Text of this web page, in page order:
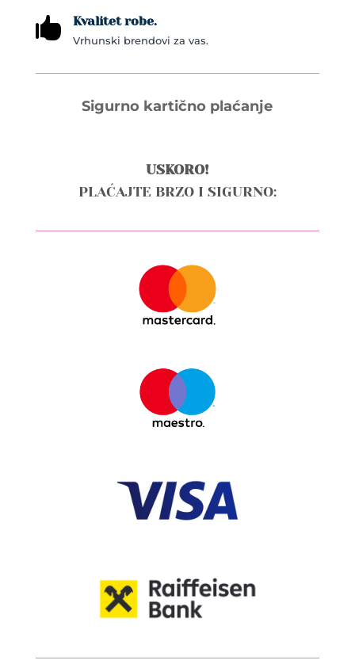
 Kvalitet robe.
Vrhunski brendovi za vas.
Sigurno kartično plaćanje
USKORO!
PLAĆAJTE BRZO I SIGURNO: